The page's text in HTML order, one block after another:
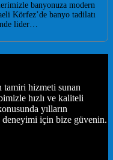
banyonuza modern
Körfez’de banyo tadilatı
lider…
tamiri hizmeti sunan
hızlı ve kaliteli
yılların
için bize güvenin.